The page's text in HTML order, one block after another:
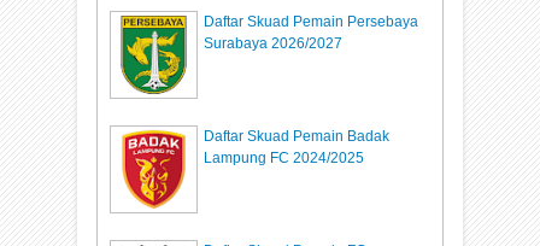
Daftar Skuad Pemain Persebaya
Surabaya 2026/2027
Daftar Skuad Pemain Badak
Lampung FC 2024/2025